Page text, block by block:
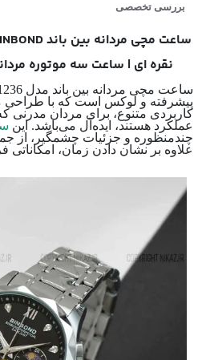
بررسی تخصصی
نقره ای | ساعت سه موتوره
پیشرفته و لوکس است که با طراحی
کاربردی متنوع، برای مردان مدرنی
عملکرد هستند، ایده‌آل می‌باشد. این
چندمنظوره و جزئیات چشمگیر، از
علاوه بر نشان دادن زمان، امکاناتی